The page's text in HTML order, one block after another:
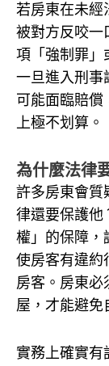
若房東在未經
被對方反咬一
項「強制罪」
一旦進入刑事
可能面臨賠償
上極不划算。
為什麼法律
許多房東會質
律還要保護他
權」的保障，
使房客有違約
房客。房東必
屋，才能避免
實務上確實有